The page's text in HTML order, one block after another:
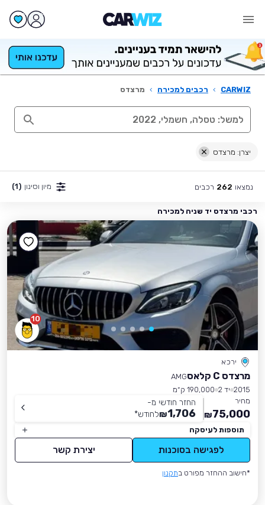
CARWIZ
› רכבים למכירה › מרצדס
יצרן: מרצדס
נמצאו 262 רכבים מיון וסינון (1)
רכבי מרצדס יד שניה למכירה
10
ירכא
מרצדס C קלאס
AMG
2015 יד 2
190,000 ק״מ
מחיר
75,000
₪
החזר חודשי מ-
1,706
₪לחודש*
תוספות לעיסקה
לפגישה בסוכנות יצירת קשר
*חישוב ההחזר מפורט בתקנון